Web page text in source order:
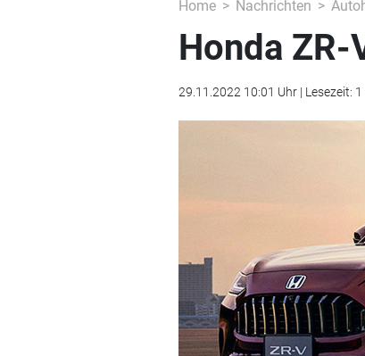
Home Nachrichten
Honda ZR-
29.11.2022 10:01 Uhr | Lesezeit: 1